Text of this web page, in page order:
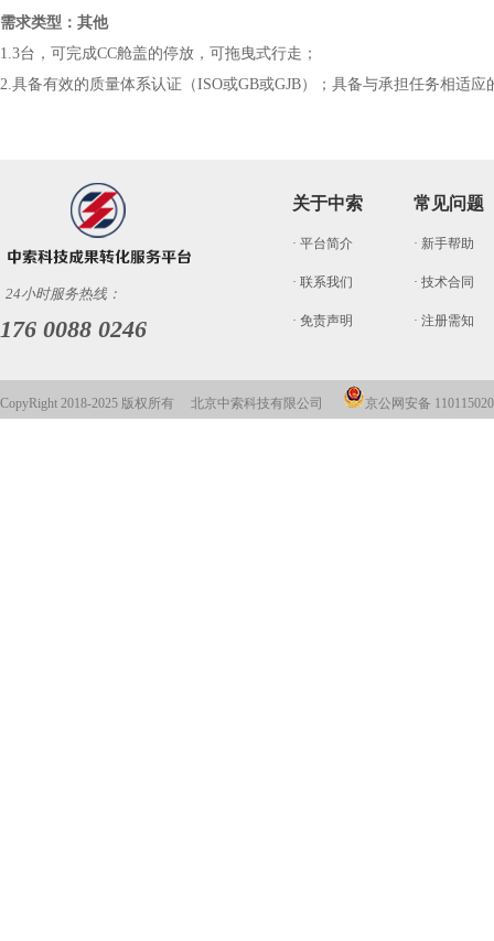
需求类型：其他
1.3台，可完成CC舱盖的停放，可拖曳式行走；
2.具备有效的质量体系认证（ISO或GB或GJB）；具备与承担任务相适
24小时服务热线：
176 0088 0246
关于中索
· 平台简介
· 联系我们
· 免责声明
常见问题
· 新手帮助
· 技术合同
· 注册需知
CopyRight 2018-2025 版权所有 北京中索科技有限公司 京公网安备